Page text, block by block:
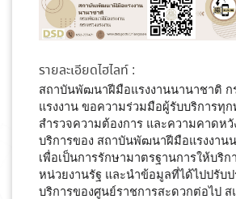
รายละเอียดไฮไลท์ :
สถาบันพัฒนาฝีมือแรงงานนานาชาติ
แรงงาน ขอความร่วมมือผู้รับบริการทุ
สำรวจความต้องการ และความคาดหวั
บริการของ สถาบันพัฒนาฝีมือแรงงาน
เพื่อเป็นการรักษามาตรฐานการให้บริ
หน่วยงานรัฐ และนำข้อมูลที่ได้ไปปรับ
บริการของศูนย์ราชการสะดวกต่อไป ส